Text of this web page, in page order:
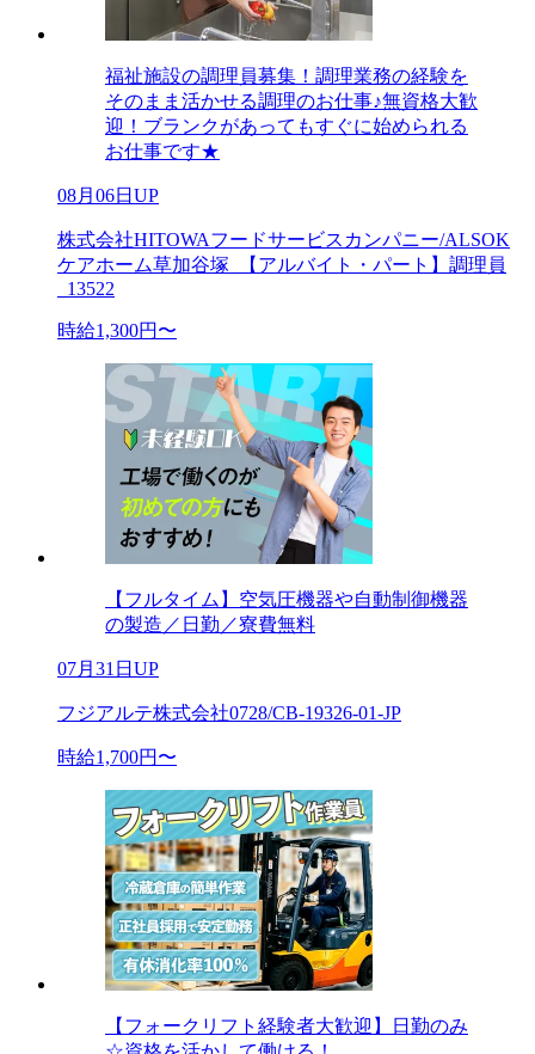
福祉施設の調理員募集！調理業務の経験を
そのまま活かせる調理のお仕事♪無資格大歓
迎！ブランクがあってもすぐに始められる
お仕事です★
08月06日UP
株式会社HITOWAフードサービスカンパニー/ALSOK
ケアホーム草加谷塚_【アルバイト・パート】調理員
_13522
時給1,300円〜
【フルタイム】空気圧機器や自動制御機器
の製造／日勤／寮費無料
07月31日UP
フジアルテ株式会社0728/CB-19326-01-JP
時給1,700円〜
【フォークリフト経験者大歓迎】日勤のみ